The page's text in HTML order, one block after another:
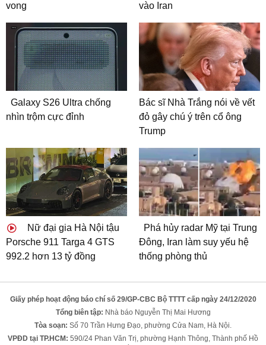
vong
vào Iran
Galaxy S26 Ultra chống
nhìn trộm cực đỉnh
Bác sĩ Nhà Trắng nói về vết
đỏ gây chú ý trên cổ ông
Trump
Nữ đại gia Hà Nội tậu
Porsche 911 Targa 4 GTS
992.2 hơn 13 tỷ đồng
Phá hủy radar Mỹ tại Trung
Đông, Iran làm suy yếu hệ
thống phòng thủ
Giấy phép hoạt động báo chí số 29/GP-CBC Bộ TTTT cấp ngày 24/12/2020
Tổng biên tập: Nhà báo Nguyễn Thị Mai Hương
Tòa soạn: Số 70 Trần Hưng Đạo, phường Cửa Nam, Hà Nội.
VPĐD tại TP.HCM: 590/24 Phan Văn Trị, phường Hạnh Thông, Thành phố Hồ